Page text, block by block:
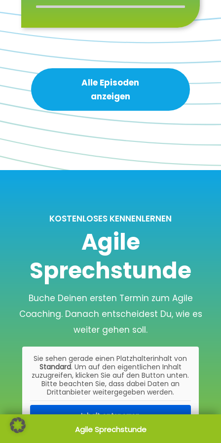
Agile Sprechstunde
Alle Episoden
anzeigen
KOSTENLOSES KENNENLERNEN
Agile
Sprechstunde
Buche Deinen ersten Termin zum Agile
Coaching. Danach entscheidest Du, wie es
weiter gehen soll.
Sie sehen gerade einen Platzhalterinhalt von
Standard. Um auf den eigentlichen Inhalt
zuzugreifen, klicken Sie auf den Button unten.
Bitte beachten Sie, dass dabei Daten an
Drittanbieter weitergegeben werden.
Inhalt entsperren
Weitere Informationen